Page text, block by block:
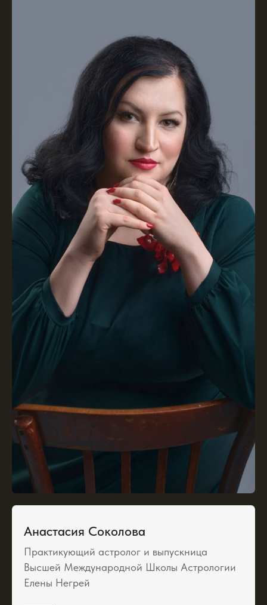
Анастасия Соколова
Практикующий астролог и выпускница
Высшей Международной Школы Астрологии
Елены Негрей
Не упустите возможность стать
лучшей версией себя.
Не бойтесь быть счастливым!
На наших курсах и вебинарах вы получите
не только теорию, но и Практические советы,
наглядные примеры и эксклюзивные авторские
знания! Присоединяйтесь к тем, кто уже